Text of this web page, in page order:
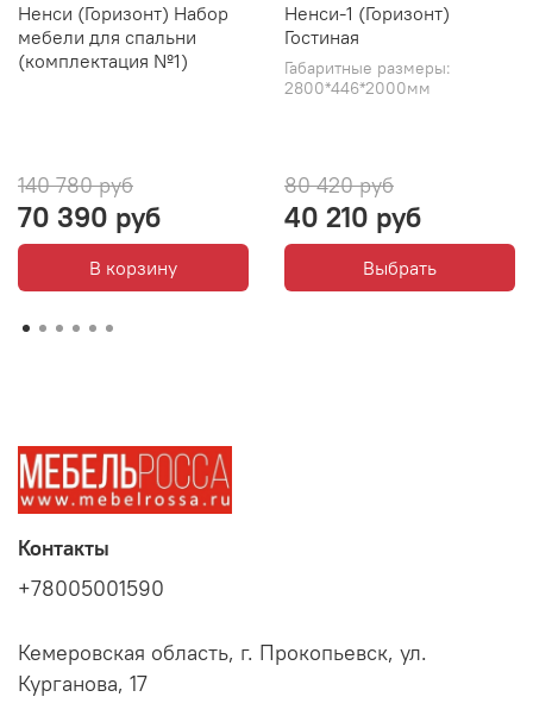
Ненси (Горизонт) Набор
мебели для спальни
(комплектация №1)
140 780 руб
70 390 руб
В корзину
Ненси-1 (Горизонт)
Гостиная
Габаритные размеры:
2800*446*2000мм
80 420 руб
40 210 руб
Выбрать
Контакты
+78005001590
Кемеровская область, г. Прокопьевск, ул.
Курганова, 17